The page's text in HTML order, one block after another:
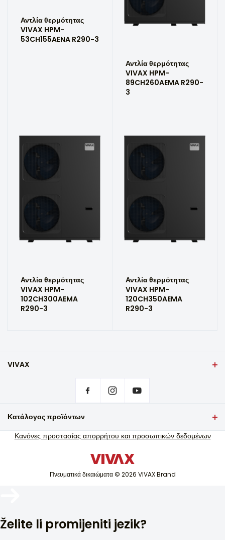
Αντλία θερμότητας
VIVAX HPM-
53CH155AENA R290-3
Αντλία θερμότητας
VIVAX HPM-
89CH260AEMA R290-
3
Αντλία θερμότητας
VIVAX HPM-
102CH300AEMA
R290-3
Αντλία θερμότητας
VIVAX HPM-
120CH350AEMA
R290-3
VIVAX
Πού να αγοράσω προϊόντα VIVAX;
Υποστήριξη σέρβις εγγύησης
Υποστήριξη σέρβις εκτός εγγύησης
Κατάλογος προϊόντων
Τηλεόραση και ήχος
Πνευματικά δικαιώματα © 2026 VIVAX Brand
Κανόνες προστασίας απορρήτου και προσωπικών δεδομένων
Želite li promijeniti jezik?